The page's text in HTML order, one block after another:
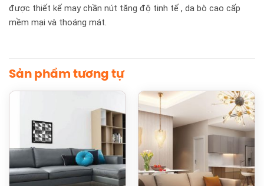
được thiết kế may chần nút tăng độ tinh tế , da bò cao cấp
mềm mại và thoáng mát.
Sản phẩm tương tự